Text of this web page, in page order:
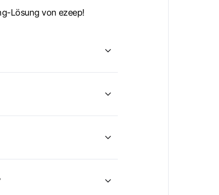
Lösung von ezeep!